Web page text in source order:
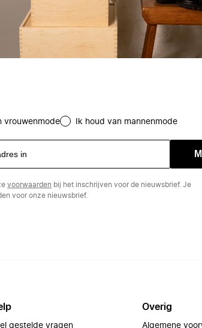
vrouwenmode Ik houd van mannenmode
voorwaarden bij het inschrijven voor de nieuwsbrief. Je
voor onze nieuwsbrief.
gestelde vragen
Overig
Algemene